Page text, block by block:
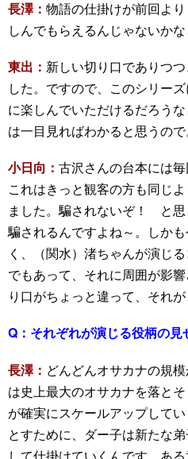
長澤： 物語の仕掛けが前回よ
しんでもらえるんじゃないか
東出： 新しい切り口でありつ
した。ですので、このシリー
に楽しんでいただけるだろう
は一目見ればわかると思うので
小日向： 古沢さんの台本には
これはきっと観客の方も同じ
ました。騙されないぞ！ と
騙されるんですよね～。しか
く、（関水）渚ちゃんが演じ
でもあって、それに周囲が影
り口がちょっと違って、それ
Q： それぞれが演じる役柄の見
長澤： どんどんオサカナの規
は史上最大のオサカナを落と
が確実にスケールアップして
とすために、ダー子は新たな
して仕掛けていくんです。あ